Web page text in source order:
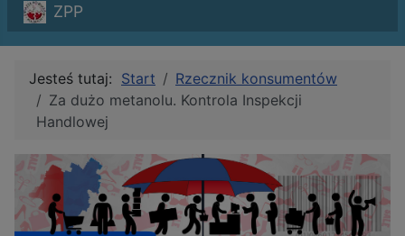
ZPP
Jesteś tutaj: Start
Rzecznik konsumentów
Za dużo metanolu. Kontrola Inspekcji
Handlowej